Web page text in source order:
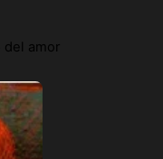
del amor